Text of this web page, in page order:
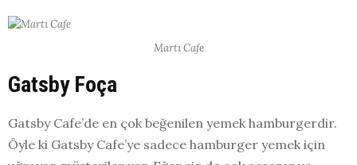
Martı Cafe
Gatsby Foça
Gatsby Cafe’de en çok beğenilen yemek hamburgerdir.
Öyle ki Gatsby Cafe’ye sadece hamburger yemek için